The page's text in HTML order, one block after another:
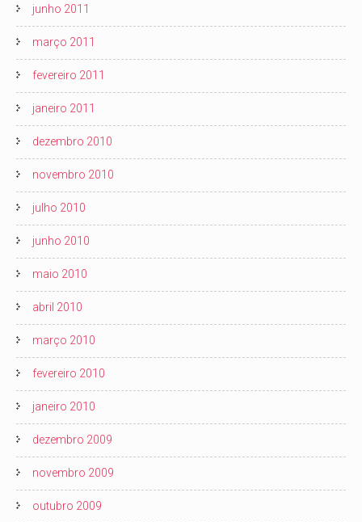
junho 2011
março 2011
fevereiro 2011
janeiro 2011
dezembro 2010
novembro 2010
julho 2010
junho 2010
maio 2010
abril 2010
março 2010
fevereiro 2010
janeiro 2010
dezembro 2009
novembro 2009
outubro 2009